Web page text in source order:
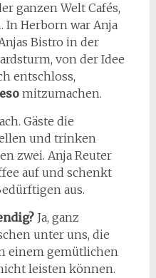
ganzen Welt Cafés,
In Herborn war Anja
Bistro in der
von der Idee
entschloss,
mitzumachen.
Gäste die
und trinken
zwei. Anja Reuter
auf und schenkt
aus.
Ja, ganz
unter uns, die
einem gemütlichen
leisten können.